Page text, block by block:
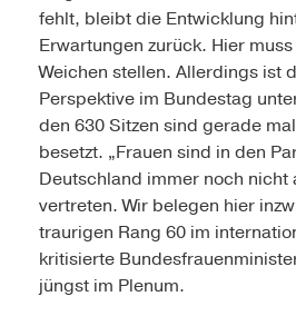
fehlt, bleibt die Entwicklung
Erwartungen zurück. Hier
Weichen stellen. Allerdings ist
Perspektive im Bundestag
den 630 Sitzen sind gerade
besetzt. „Frauen sind in den
Deutschland immer noch nicht
vertreten. Wir belegen hier
traurigen Rang 60 im
kritisierte
jüngst im Plenum.